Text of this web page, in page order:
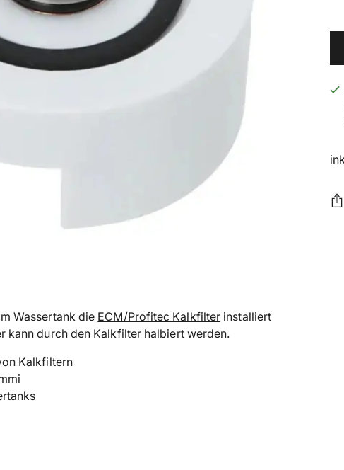
Wassertank die ECM/Profitec Kalkfilter installiert
kann durch den Kalkfilter halbiert werden.
Kalkfiltern